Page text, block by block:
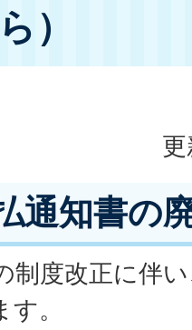
）
通知書の
制度改正に伴
。